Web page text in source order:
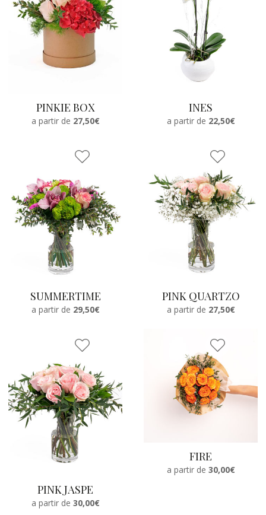
PINKIE BOX
a partir de 27,50€
INES
a partir de 22,50€
SUMMERTIME
a partir de 29,50€
PINK QUARTZO
a partir de 27,50€
PINK JASPE
a partir de 30,00€
FIRE
a partir de 30,00€